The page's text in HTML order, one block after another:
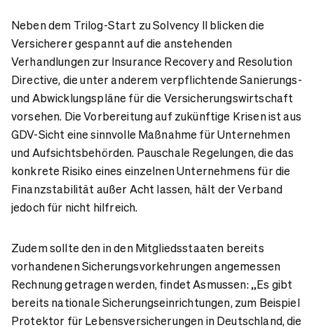
Neben dem Trilog-Start zu Solvency II blicken die
Versicherer gespannt auf die anstehenden
Verhandlungen zur Insurance Recovery and Resolution
Directive, die unter anderem verpflichtende Sanierungs-
und Abwicklungspläne für die Versicherungswirtschaft
vorsehen. Die Vorbereitung auf zukünftige Krisen ist aus
GDV-Sicht eine sinnvolle Maßnahme für Unternehmen
und Aufsichtsbehörden. Pauschale Regelungen, die das
konkrete Risiko eines einzelnen Unternehmens für die
Finanzstabilität außer Acht lassen, hält der Verband
jedoch für nicht hilfreich.
Zudem sollte den in den Mitgliedsstaaten bereits
vorhandenen Sicherungsvorkehrungen angemessen
Rechnung getragen werden, findet Asmussen: „Es gibt
bereits nationale Sicherungseinrichtungen, zum Beispiel
Protektor für Lebensversicherungen in Deutschland, die